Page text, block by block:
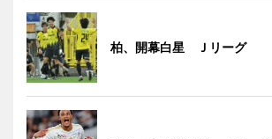
柏、開幕白星 Ｊリーグ